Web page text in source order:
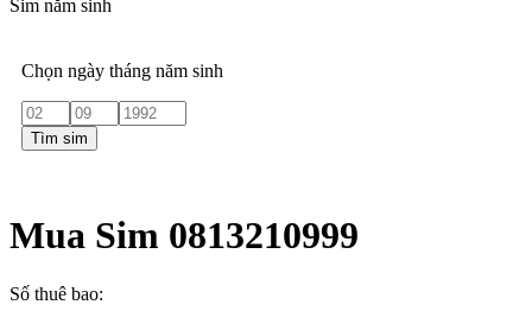
Sim năm sinh
Chọn ngày tháng năm sinh
Tìm sim
Mua Sim 0813210999
Số thuê bao: